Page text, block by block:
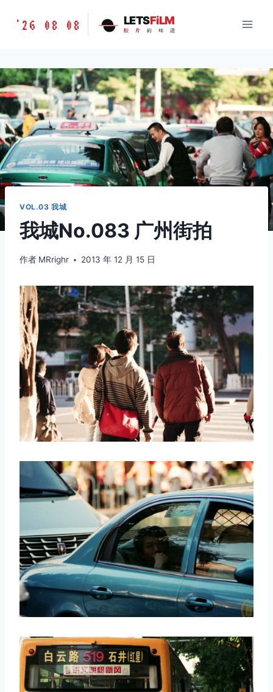
胶
味
道
LETSFILM
'26 08 08 LETSFiLM
胶 片 的 味 道
VOL.03 我城
我城No.083 广州街拍
作者 MRrighr 2013 年 12 月 15 日